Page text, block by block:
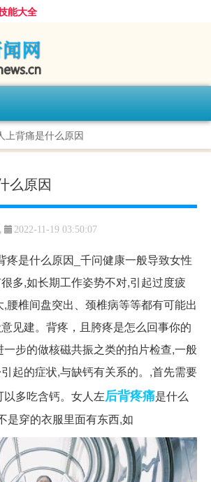
能大全
上背痛是什么原因
么原因
2022-11-19 03:50:07
疼是什么原因_千问健康一般导致女性
多,如长期工作姿势不对,引起过度疲
腰椎间盘突出、颈椎病等等都有可能出
见建。背疼，且胯疼是怎么回事你的
步的做核磁共振之类的拍片检查,一般
起的症状,与缺钙有关系的。,首先需要
多吃含钙。女人左后背疼痛是什么
是穿的衣服里面有东西,如